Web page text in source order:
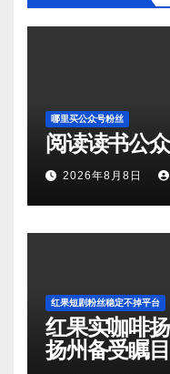
哪里买公众号粉丝
阅读读书公
2026年8月8日
红果短剧粉丝稳定不掉平台
红果实咖啡
扬州备受瞩目